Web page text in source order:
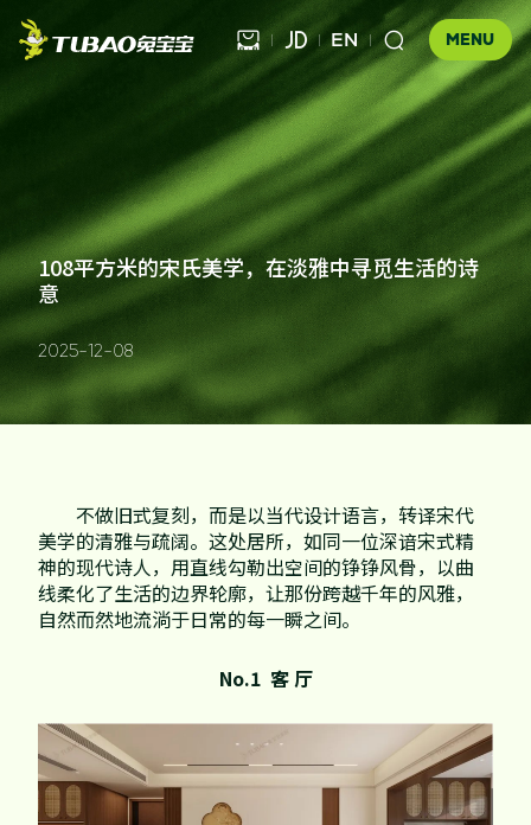
MENU
  EN 
健康饰材
板材
科技木
胶粘材料
工装产品
健康家居 
全屋定制
UNICO
地板
家配
易装定制
公司介绍
企业文化
发展历程
联系我们
门店查询
合作伙伴查询
售后服务
违规投诉
资讯中心
品牌视频
大客户合作
人事招聘
基本信息
公司公告
108平方米的宋氏美学，在淡雅中寻觅生活的诗
意
2025-12-08
不做旧式复刻，而是以当代设计语言，转译宋代
美学的清雅与疏阔。这处居所，如同一位深谙宋式精
神的现代诗人，用直线勾勒出空间的铮铮风骨，以曲
线柔化了生活的边界轮廓，让那份跨越千年的风雅，
自然而然地流淌于日常的每一瞬之间。
No.1 客 厅